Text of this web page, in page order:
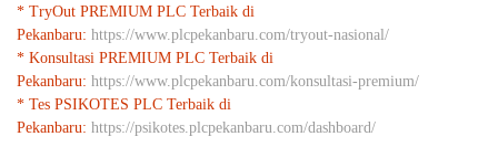
* TryOut PREMIUM PLC Terbaik di
Pekanbaru: https://www.plcpekanbaru.com/tryout-nasional/
* Konsultasi PREMIUM PLC Terbaik di
Pekanbaru: https://www.plcpekanbaru.com/konsultasi-premium/
* Tes PSIKOTES PLC Terbaik di
Pekanbaru: https://psikotes.plcpekanbaru.com/dashboard/